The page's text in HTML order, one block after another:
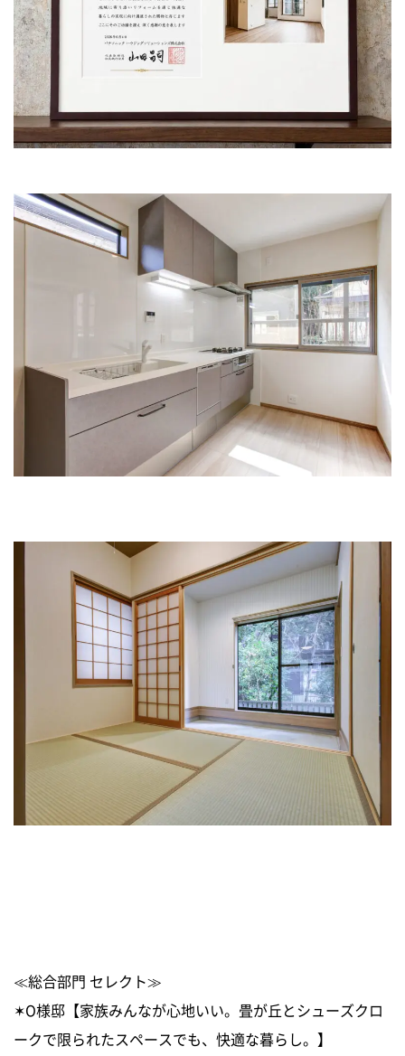
≪総合部門 セレクト≫
✶O様邸【家族みんなが心地いい。畳が丘とシューズクロ
ークで限られたスペースでも、快適な暮らし。】